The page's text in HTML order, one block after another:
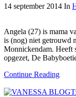
14 september 2014 In
Angela (27) is mama
is (nog) niet getrouwd
Monnickendam. Heeft
opgezet, De
Continue Reading